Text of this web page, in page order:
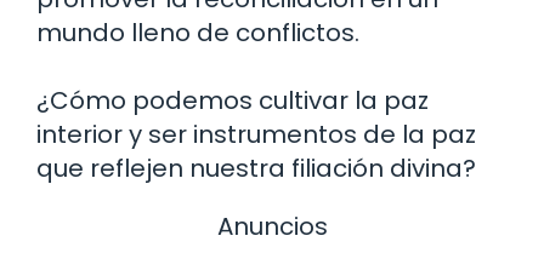
mundo lleno de conflictos.
¿Cómo podemos cultivar la paz
interior y ser instrumentos de la paz
que reflejen nuestra filiación divina?
Anuncios